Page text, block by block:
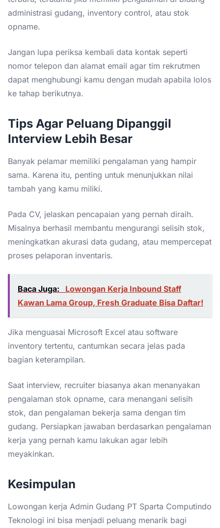
administrasi gudang, inventory control, atau stok
opname.
Jangan lupa periksa kembali data kontak seperti
nomor telepon dan alamat email agar tim rekrutmen
dapat menghubungi kamu dengan mudah apabila lolos
ke tahap berikutnya.
Tips Agar Peluang Dipanggil
Interview Lebih Besar
Banyak pelamar memiliki pengalaman yang hampir
sama. Karena itu, penting untuk menunjukkan nilai
tambah yang kamu miliki.
Pada CV, jelaskan pencapaian yang pernah diraih.
Misalnya berhasil membantu mengurangi selisih stok,
meningkatkan akurasi data gudang, atau mempercepat
proses pelaporan inventaris.
Baca Juga:
Lowongan Kerja Inbound Staff
Kawan Lama Group, Fresh Graduate Bisa Daftar!
Jika menguasai Microsoft Excel atau software
inventory tertentu, cantumkan secara jelas pada
bagian keterampilan.
Saat interview, recruiter biasanya akan menanyakan
pengalaman stok opname, cara menangani selisih
stok, dan pengalaman bekerja sama dengan tim
gudang. Persiapkan jawaban berdasarkan pengalaman
kerja yang pernah kamu lakukan agar lebih
meyakinkan.
Kesimpulan
Lowongan kerja Admin Gudang PT Sparta Computindo
Teknologi ini bisa menjadi peluang menarik bagi